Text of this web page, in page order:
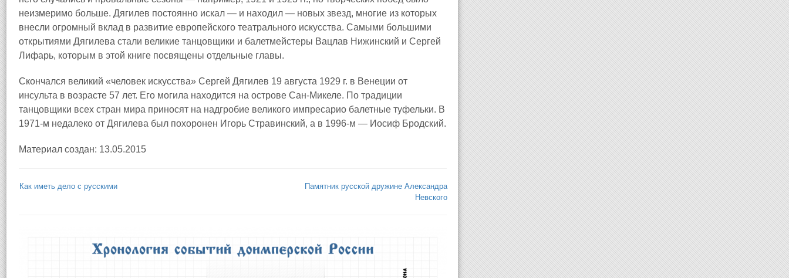
неизмеримо больше. Дягилев постоянно искал — и находил — новых звезд, многие из которых
внесли огромный вклад в развитие европейского театрального искусства. Самыми большими
открытиями Дягилева стали великие танцовщики и балетмейстеры Вацлав Нижинский и Сергей
Лифарь, которым в этой книге посвящены отдельные главы.
Скончался великий «человек искусства» Сергей Дягилев 19 августа 1929 г. в Венеции от
инсульта в возрасте 57 лет. Его могила находится на острове Сан-Микеле. По традиции
танцовщики всех стран мира приносят на надгробие великого импресарио балетные туфельки. В
1971-м недалеко от Дягилева был похоронен Игорь Стравинский, а в 1996-м — Иосиф Бродский.
Материал создан: 13.05.2015
Как иметь дело с русскими
Памятник русской дружине Александра
Невского